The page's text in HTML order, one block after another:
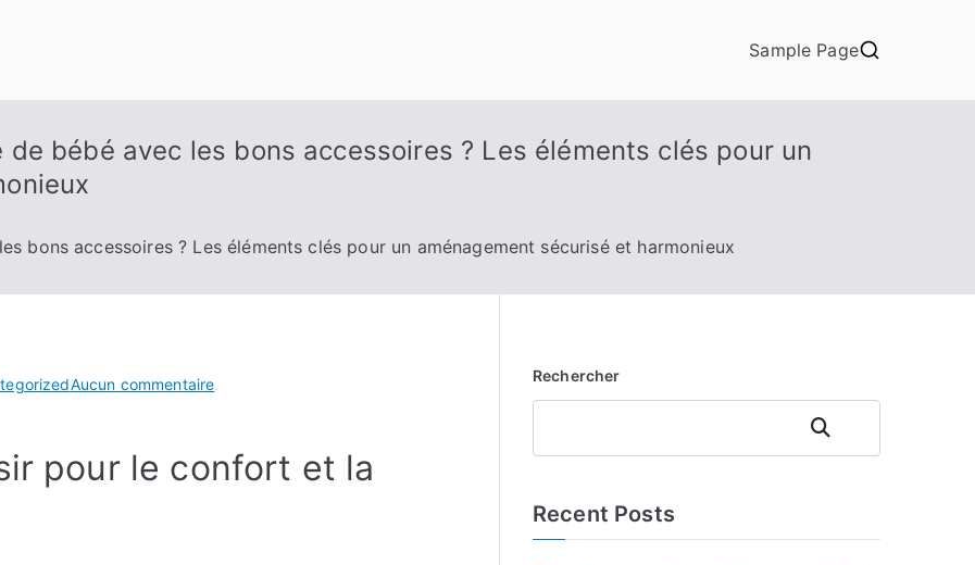
Sample Page
bébé avec les bons accessoires ? Les éléments clés pour un
bons accessoires ? Les éléments clés pour un aménagement sécurisé et harmonieux
Aucun commentairesur
la
pour le confort et la
Rechercher
Rechercher
Recent Posts